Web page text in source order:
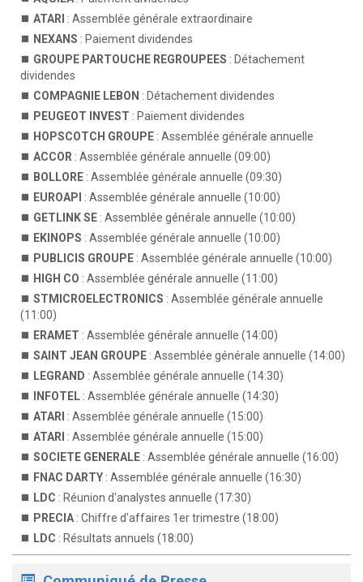
ATARI : Assemblée générale extraordinaire
NEXANS : Paiement dividendes
GROUPE PARTOUCHE REGROUPEES : Détachement
dividendes
COMPAGNIE LEBON : Détachement dividendes
PEUGEOT INVEST : Paiement dividendes
HOPSCOTCH GROUPE : Assemblée générale annuelle
ACCOR : Assemblée générale annuelle (09:00)
BOLLORE : Assemblée générale annuelle (09:30)
EUROAPI : Assemblée générale annuelle (10:00)
GETLINK SE : Assemblée générale annuelle (10:00)
EKINOPS : Assemblée générale annuelle (10:00)
PUBLICIS GROUPE : Assemblée générale annuelle (10:00)
HIGH CO : Assemblée générale annuelle (11:00)
STMICROELECTRONICS : Assemblée générale annuelle
(11:00)
ERAMET : Assemblée générale annuelle (14:00)
SAINT JEAN GROUPE : Assemblée générale annuelle (14:00)
LEGRAND : Assemblée générale annuelle (14:30)
INFOTEL : Assemblée générale annuelle (14:30)
ATARI : Assemblée générale annuelle (15:00)
ATARI : Assemblée générale annuelle (15:00)
SOCIETE GENERALE : Assemblée générale annuelle (16:00)
FNAC DARTY : Assemblée générale annuelle (16:30)
LDC : Réunion d'analystes annuelle (17:30)
PRECIA : Chiffre d'affaires 1er trimestre (18:00)
LDC : Résultats annuels (18:00)